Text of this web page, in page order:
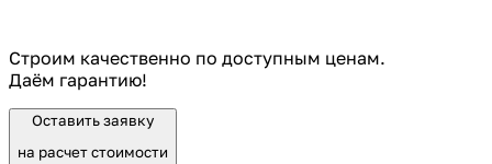
Строим качественно по доступным ценам.
Даём гарантию!
Оставить заявку
на расчет стоимости